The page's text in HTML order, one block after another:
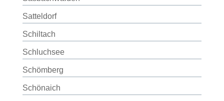
Satteldorf
Schiltach
Schluchsee
Schömberg
Schönaich